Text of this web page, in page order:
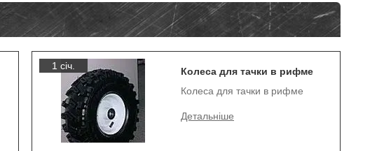
1 січ.
Колеса для тачки в рифме
Колеса для тачки в рифме